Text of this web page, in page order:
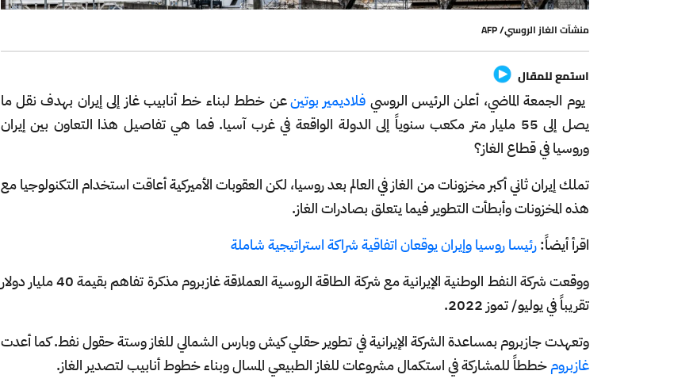
منشآت الغاز الروسي/ AFP
استمع للمقال
يوم الجمعة الماضي، أعلن الرئيس الروسي فلاديمير بوتينعن خطط لبناء خط أنابيب غاز إلى إيران بهدف نقل ما
يصل إلى 55 مليار متر مكعب سنوياً إلى الدولة الواقعة في غرب آسيا. فما هي تفاصيل هذا التعاون بين إيران
وروسيا في قطاع الغاز؟
تملك إيران ثاني أكبر مخزونات من الغاز في العالم بعد روسيا، لكن العقوبات الأميركية أعاقت استخدام التكنولوجيا مع
هذه المخزونات وأبطأت التطوير فيما يتعلق بصادرات الغاز.
اقرأ أيضاً:رئيسا روسيا وإيران يوقعان اتفاقية شراكة استراتيجية شاملة
ووقعت شركة النفط الوطنية الإيرانية مع شركة الطاقة الروسية العملاقة غازبروم مذكرة تفاهم بقيمة 40 مليار دولار
تقريباً في يوليو/ تموز 2022.
وتعهدت جازبروم بمساعدة الشركة الإيرانية في تطوير حقلي كيش وبارس الشمالي للغاز وستة حقول نفط. كما أعدت
غازبرومخططاً للمشاركة في استكمال مشروعات للغاز الطبيعي المسال وبناء خطوط أنابيب لتصدير الغاز.